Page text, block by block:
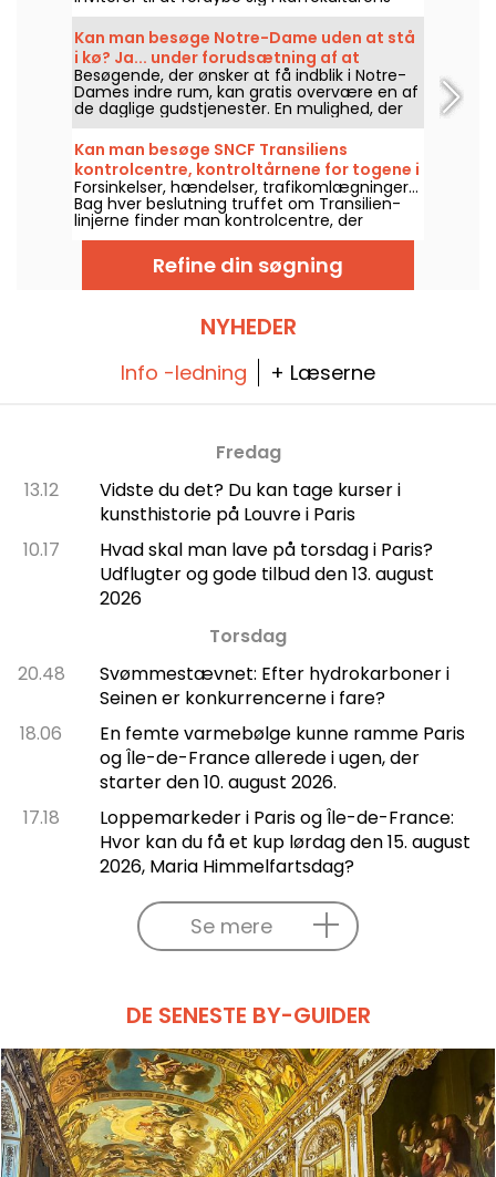
univers, kunstnernes verden og myterne fra
det 19. århundrede. I dag udpeget som
regionalt kulturarvsmærke fascinerer det
både ved sit særegne emne og ved det
kulturelle og historiske blik, det kaster videre
på en legendarisk drik. Og det er åbent for
besøg!
Kan man besøge Notre-Dame uden at stå
i kø? Ja... under forudsætning af at
overholde nogle regler
Besøgende, der ønsker at få indblik i Notre-
Dames indre rum, kan gratis overvære en af
de daglige gudstjenester. En mulighed, der
er åben for alle, forudsat at man først og
fremmest kommer for at deltage i fejringen
eller for at følge forløbet nøje. Her forklarer
vi, hvad man skal vide.
Kan man besøge SNCF Transiliens
kontrolcentre, kontroltårnene for togene i
Île-de-France?
Forsinkelser, hændelser, trafikomlægninger…
Bag hver beslutning truffet om Transilien-
linjerne finder man kontrolcentre, der
overvåger netværket i realtid. Normalt
lukkede for offentligheden står disse ægte
jernbane-kontroltårne for den daglige
trafikstyring af hundredvis af tog i Île-de-
historie – og de få lejligheder, hvor man kan
Refine din søgning
NYHEDER
Info -ledning + Læserne
Fredag
13.12
Vidste du det? Du kan tage kurser i
kunsthistorie på Louvre i Paris
10.17
Hvad skal man lave på torsdag i Paris?
Udflugter og gode tilbud den 13. august
2026
Torsdag
20.48
Svømmestævnet: Efter hydrokarboner i
Seinen er konkurrencerne i fare?
18.06
En femte varmebølge kunne ramme Paris
og Île-de-France allerede i ugen, der
starter den 10. august 2026.
17.18
Loppemarkeder i Paris og Île-de-France:
Hvor kan du få et kup lørdag den 15. august
2026, Maria Himmelfartsdag?
Se mere
DE SENESTE BY-GUIDER